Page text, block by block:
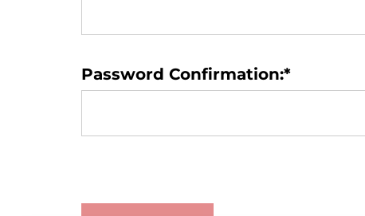
Password Confirmation:*